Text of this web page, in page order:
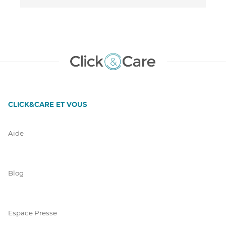
CLICK&CARE ET VOUS
Aide
Blog
Espace Presse